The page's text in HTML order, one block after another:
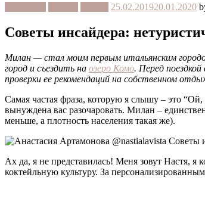
25.02.201920.01.2020
Советы инсайдера:
Милан — стал моим первым итальянским
город и съездить на озеро Комо. Перед
проверки ее рекомендаций на собственном
Самая частая фраза, которую я слышу – это
вынуждена вас разочаровать. Милан –
меньше, а плотность населения такая же).
Ах да, я не представилась! Меня зовут Настя,
коктейльную культуру. За